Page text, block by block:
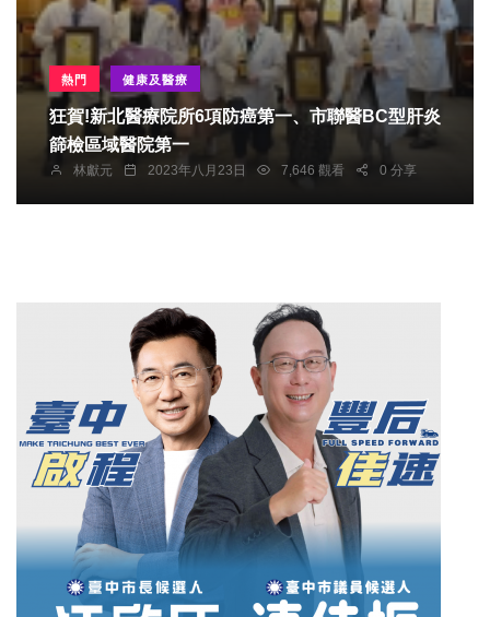
熱門 健康及醫療
狂賀!新北醫療院所6項防癌第一、市聯醫BC型肝炎
篩檢區域醫院第一
林獻元 2023年八月23日 7,646 觀看 0 分享